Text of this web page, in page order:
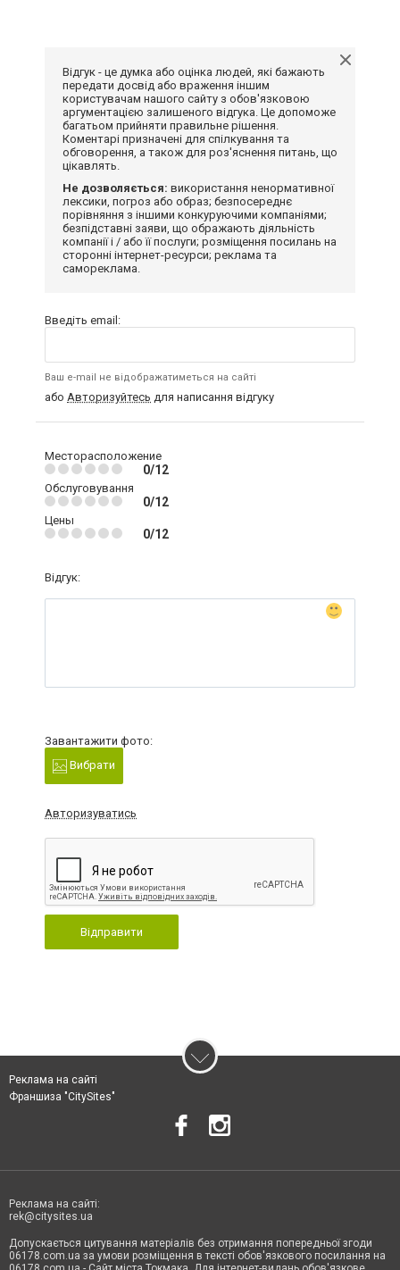
Відгук - це думка або оцінка людей, які бажають
передати досвід або враження іншим
користувачам нашого сайту з обов'язковою
аргументацією залишеного відгука. Це допоможе
багатьом прийняти правильне рішення.
Коментарі призначені для спілкування та
обговорення, а також для роз'яснення питань, що
цікавлять.
Не дозволяється: використання ненормативної
лексики, погроз або образ; безпосереднє
порівняння з іншими конкуруючими компаніями;
безпідставні заяви, що ображають діяльність
компанії і / або її послуги; розміщення посилань на
сторонні інтернет-ресурси; реклама та
самореклама.
Введіть email:
Ваш e-mail не відображатиметься на сайті
або Авторизуйтесь для написання відгуку
Месторасположение
0/12
Обслуговування
0/12
Цены
0/12
Відгук:
Завантажити фото:
Вибрати
Авторизуватись
Відправити
Реклама на сайті
Франшиза "CitySites"
Реклама на сайті:
rek@citysites.ua
Допускається цитування матеріалів без отримання попередньої згоди
06178.com.ua за умови розміщення в тексті обов'язкового посилання на